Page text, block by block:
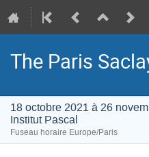
The Paris
18 octobre 2021 à 26
Institut Pascal
Fuseau horaire Europe/Paris